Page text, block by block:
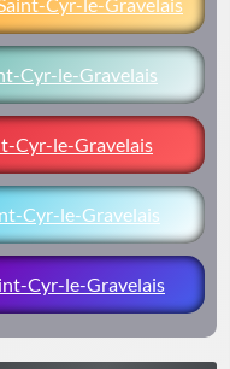
Cyr-le-Gravelais
Cyr-le-Gravelais
Cyr-le-Gravelais
Cyr-le-Gravelais